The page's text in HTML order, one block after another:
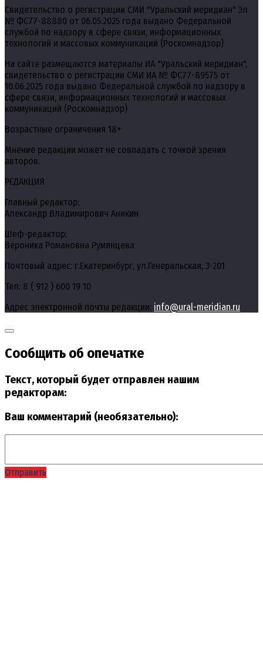
Свидетельство о регистрации СМИ "Уральский меридиан" Эл
№ ФС77-88880 от 06.05.2025 года выдано Федеральной
службой по надзору в сфере связи, информационных
технологий и массовых коммуникаций (Роскомнадзор)
На сайте размещаются материалы ИА "Уральский меридиан",
свидетельство о регистрации СМИ ИА № ФС77-89575 от
10.06.2025 года выдано Федеральной службой по надзору в
сфере связи, информационных технологий и массовых
коммуникаций (Роскомнадзор)
Возрастные ограничения 18+
Мнение редакции может не совпадать с точкой зрения
авторов.
РЕДАКЦИЯ
Главный редактор:
Александр Владимирович Аникин
Шеф-редактор:
Вероника Романовна Румянцева
Почтовый адрес: г.Екатеринбург, ул.Генеральская, 3-201
Тел: 8 ( 912 ) 600 19 10
Адрес электронной почты редакции: info@ural-meridian.ru
Сообщить об опечатке
Текст, который будет отправлен нашим
редакторам:
Ваш комментарий (необязательно):
Отправить